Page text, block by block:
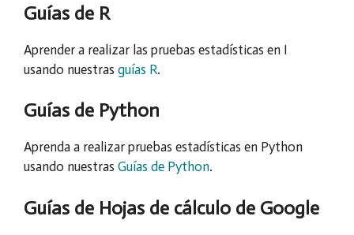
Guías de R
Aprender a realizar las pruebas estadísticas en I
usando nuestras guías R.
Guías de Python
Aprenda a realizar pruebas estadísticas en Python
usando nuestras Guías de Python.
Guías de Hojas de cálculo de Google